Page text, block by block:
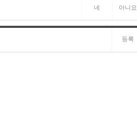
네 아니요
등록